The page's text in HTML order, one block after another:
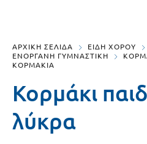
ΑΡΧΙΚΗ ΣΕΛΙΔΑ ΕΙΔΗ ΧΟΡΟΥ
ΕΝΟΡΓΑΝΗ ΓΥΜΝΑΣΤΙΚΗ
ΚΟΡΜΑΚΙΑ
Κορμάκι
λύκρα